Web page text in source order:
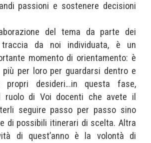
passioni e sostenere decisioni
del tema da parte dei
da noi individuata, è un
momento di orientamento: è
più per loro per guardarsi dentro e
propri desideri…in questa fase,
ruolo di Voi docenti che avete il
seguire passo per passo sino
di possibili itinerari di scelta. Altra
di quest’anno è la volontà di